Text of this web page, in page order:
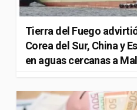
Tierra del Fuego
Corea del Sur, China y
en aguas cercanas a